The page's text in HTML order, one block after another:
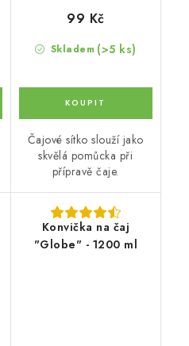
Skladem (>5 ks)
99 Kč
Čajové sítko slouží jako
skvělá pomůcka při
přípravě čaje.
Konvička na čaj
"Globe" - 1200 ml